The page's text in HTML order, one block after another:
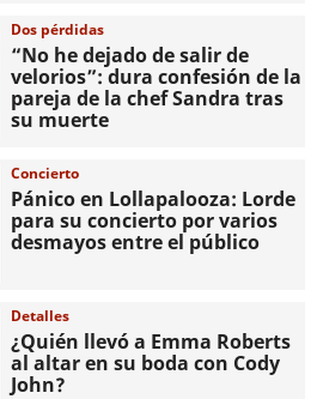
Dos pérdidas
“No he dejado de salir de
velorios”: dura confesión de la
pareja de la chef Sandra tras
su muerte
Concierto
Pánico en Lollapalooza: Lorde
para su concierto por varios
desmayos entre el público
Detalles
¿Quién llevó a Emma Roberts
al altar en su boda con Cody
John?